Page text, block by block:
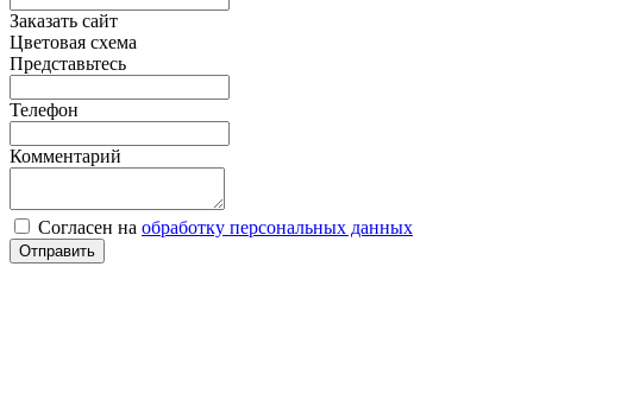
Заказать сайт
Цветовая схема
Представьтесь
Телефон
Комментарий
Согласен на обработку персональных данных